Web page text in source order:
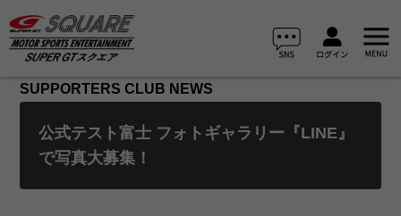
SUPPORTERS CLUB NEWS
公式テスト富士 フォトギャラリー『LINE』
で写真大募集！